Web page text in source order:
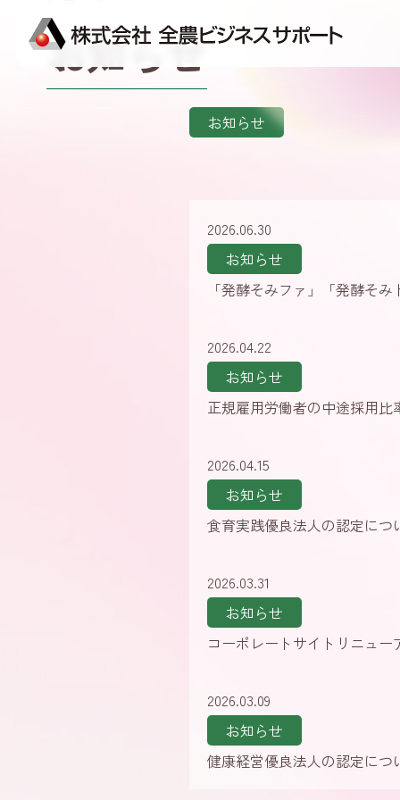
お知らせ
お知らせ
2026.06.30
お知らせ
「発酵そみファ」「発酵そ
2026.04.22
お知らせ
正規雇用労働者の中途採用比
2026.04.15
お知らせ
食育実践優良法人の認定につ
2026.03.31
お知らせ
コーポレートサイトリニュー
2026.03.09
お知らせ
健康経営優良法人の認定につ